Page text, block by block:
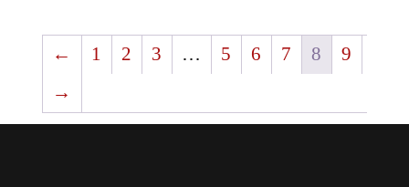
← 1 2 3 … 5 6 7 8
9
→